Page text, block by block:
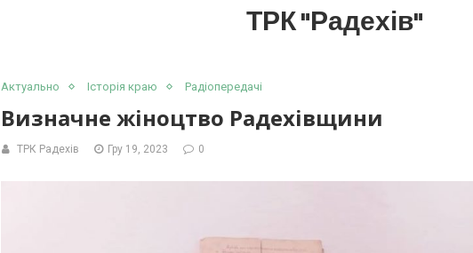
ТРК "Радехів"
Актуально Історія краю Радіопередачі
Визначне жіноцтво Радехівщини
ТРК Радехів Гру 19, 2023 0